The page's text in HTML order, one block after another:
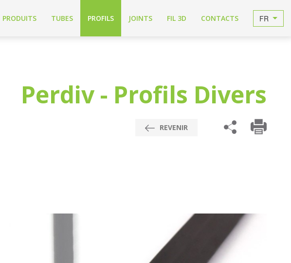
PRODUITS TUBES PROFILS JOINTS FIL 3D CONTACTS FR
Perdiv - Profils Divers
REVENIR